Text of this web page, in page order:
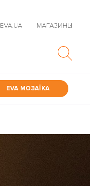
EVA.UA МАГАЗИНЫ
EVA МОЗАЇКА